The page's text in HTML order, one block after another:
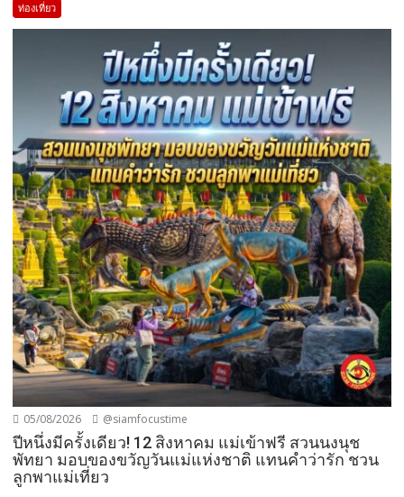
ท่องเที่ยว
05/08/2026 @siamfocustime
ปีหนึ่งมีครั้งเดียว! 12 สิงหาคม แม่เข้าฟรี สวนนงนุช
พัทยา มอบของขวัญวันแม่แห่งชาติ แทนคำว่ารัก ชวน
ลูกพาแม่เที่ยว